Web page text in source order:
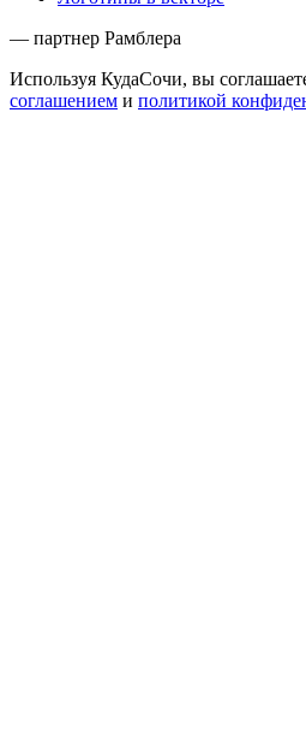
— партнер Рамблера
Используя КудаСочи, вы
соглашением и политикой